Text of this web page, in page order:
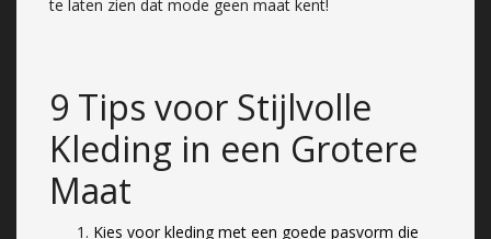
te laten zien dat mode geen maat kent!
9 Tips voor Stijlvolle
Kleding in een Grotere
Maat
Kies voor kleding met een goede pasvorm die